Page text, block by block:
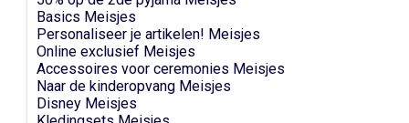
Basics Meisjes
Personaliseer je artikelen! Meisjes
Online exclusief Meisjes
Accessoires voor ceremonies Meisjes
Naar de kinderopvang Meisjes
Disney Meisjes